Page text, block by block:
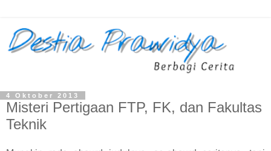
4 Oktober 2013
Misteri Pertigaan FTP, FK, dan Fakultas
Teknik